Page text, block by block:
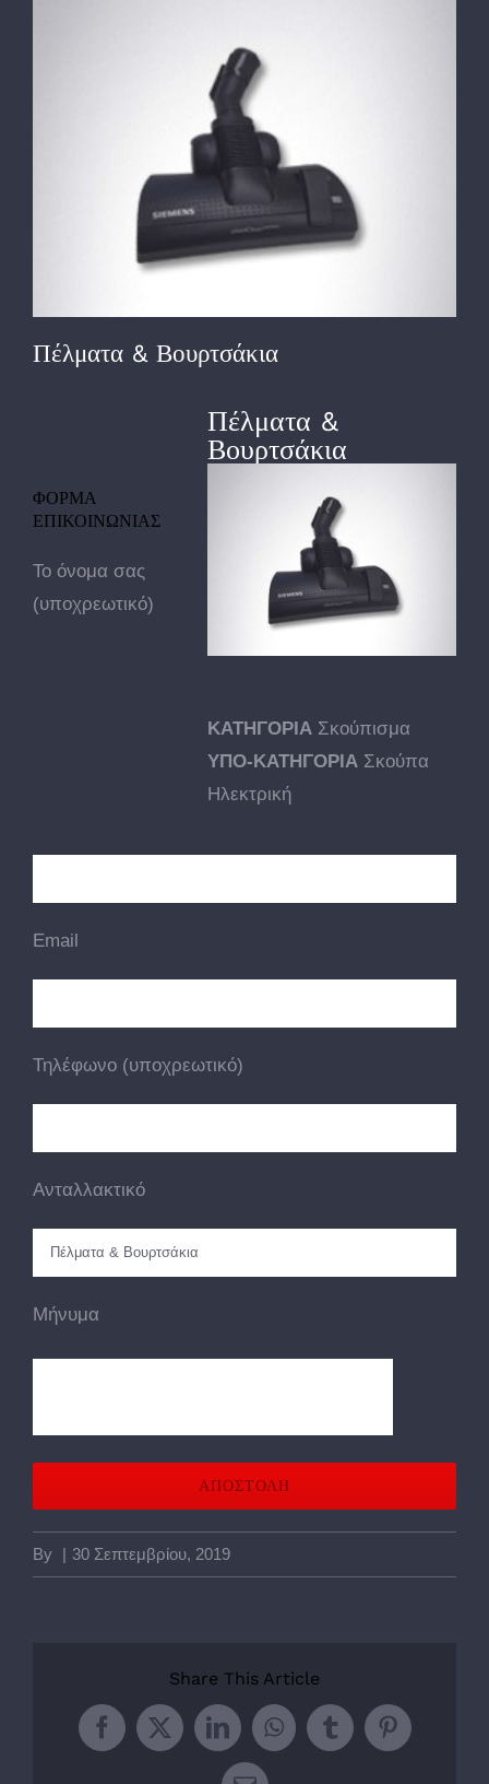
Πέλματα & Βουρτσάκια
Πέλματα &
Βουρτσάκια
ΚΑΤΗΓΟΡΙΑ Σκούπισμα
ΥΠΟ-ΚΑΤΗΓΟΡΙΑ Σκούπα
Ηλεκτρική
ΦΟΡΜΑ
ΕΠΙΚΟΙΝΩΝΙΑΣ
Το όνομα σας
(υποχρεωτικό)
Email
Τηλέφωνο (υποχρεωτικό)
Ανταλλακτικό
Μήνυμα
By | 30 Σεπτεμβρίου, 2019
Share This Article
FacebookTwitterLinkedInWhatsApp
TumblrPinterest